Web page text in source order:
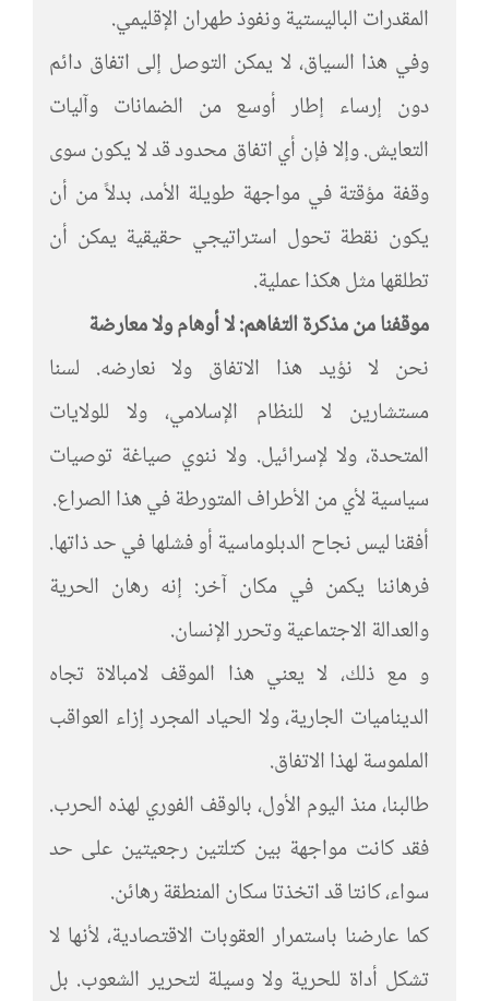
المقدرات الباليستية ونفوذ طهران الإقليمي.
وفي هذا السياق، لا يمكن التوصل إلى اتفاق دائم
دون إرساء إطار أوسع من الضمانات وآليات
التعايش. وإلا فإن أي اتفاق محدود قد لا يكون سوى
وقفة مؤقتة في مواجهة طويلة الأمد، بدلاً من أن
يكون نقطة تحول استراتيجي حقيقية يمكن أن
تطلقها مثل هكذا عملية.
موقفنا من مذكرة التفاهم: لا أوهام ولا معارضة
نحن لا نؤيد هذا الاتفاق ولا نعارضه. لسنا
مستشارين لا للنظام الإسلامي، ولا للولايات
المتحدة، ولا لإسرائيل. ولا ننوي صياغة توصيات
سياسية لأي من الأطراف المتورطة في هذا الصراع.
أفقنا ليس نجاح الدبلوماسية أو فشلها في حد ذاتها.
فرهاننا يكمن في مكان آخر: إنه رهان الحرية
والعدالة الاجتماعية وتحرر الإنسان.
و مع ذلك، لا يعني هذا الموقف لامبالاة تجاه
الديناميات الجارية، ولا الحياد المجرد إزاء العواقب
الملموسة لهذا الاتفاق.
طالبنا، منذ اليوم الأول، بالوقف الفوري لهذه الحرب.
فقد كانت مواجهة بين كتلتين رجعيتين على حد
سواء، كانتا قد اتخذتا سكان المنطقة رهائن.
كما عارضنا باستمرار العقوبات الاقتصادية، لأنها لا
تشكل أداة للحرية ولا وسيلة لتحرير الشعوب. بل